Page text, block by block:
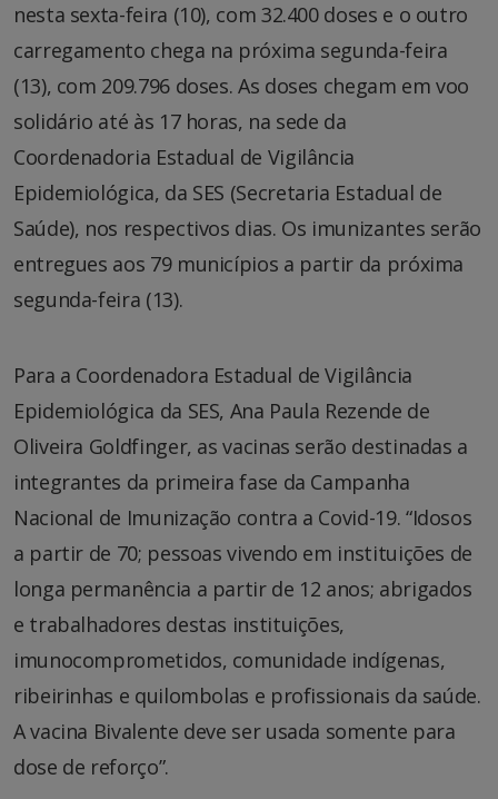
nesta sexta-feira (10), com 32.400 doses e o outro
carregamento chega na próxima segunda-feira
(13), com 209.796 doses. As doses chegam em voo
solidário até às 17 horas, na sede da
Coordenadoria Estadual de Vigilância
Epidemiológica, da SES (Secretaria Estadual de
Saúde), nos respectivos dias. Os imunizantes serão
entregues aos 79 municípios a partir da próxima
segunda-feira (13).
Para a Coordenadora Estadual de Vigilância
Epidemiológica da SES, Ana Paula Rezende de
Oliveira Goldfinger, as vacinas serão destinadas a
integrantes da primeira fase da Campanha
Nacional de Imunização contra a Covid-19. “Idosos
a partir de 70; pessoas vivendo em instituições de
longa permanência a partir de 12 anos; abrigados
e trabalhadores destas instituições,
imunocomprometidos, comunidade indígenas,
ribeirinhas e quilombolas e profissionais da saúde.
A vacina Bivalente deve ser usada somente para
dose de reforço”.